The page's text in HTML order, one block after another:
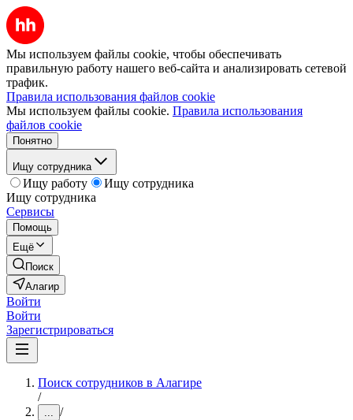
Мы используем файлы cookie, чтобы обеспечивать
правильную работу нашего веб-сайта и анализировать сетевой
трафик.
Правила использования файлов cookie
Мы используем файлы cookie. Правила использования
файлов cookie
Понятно
Ищу сотрудника
Ищу работу
Ищу сотрудника
Ищу сотрудника
Сервисы
Помощь
Ещё
Поиск
Алагир
Войти
Войти
Зарегистрироваться
Поиск сотрудников в Алагире
/
... /